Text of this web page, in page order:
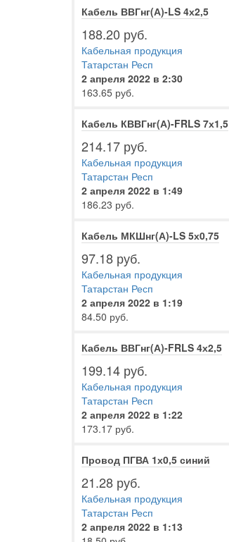
Кабель ВВГнг(А)-LS 4х2,5
188.20 руб.
Кабельная продукция
Татарстан Респ
2 апреля 2022 в 2:30
163.65 руб.
Кабель КВВГнг(А)-FRLS 7х1,5
214.17 руб.
Кабельная продукция
Татарстан Респ
2 апреля 2022 в 1:49
186.23 руб.
Кабель МКШнг(А)-LS 5х0,75
97.18 руб.
Кабельная продукция
Татарстан Респ
2 апреля 2022 в 1:19
84.50 руб.
Кабель ВВГнг(А)-FRLS 4х2,5
199.14 руб.
Кабельная продукция
Татарстан Респ
2 апреля 2022 в 1:22
173.17 руб.
Провод ПГВА 1х0,5 синий
21.28 руб.
Кабельная продукция
Татарстан Респ
2 апреля 2022 в 1:13